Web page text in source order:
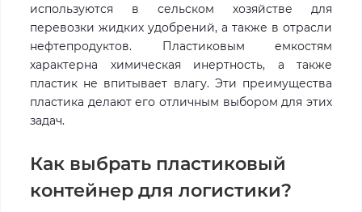
используются в сельском хозяйстве для
перевозки жидких удобрений, а также в отрасли
нефтепродуктов. Пластиковым емкостям
характерна химическая инертность, а также
пластик не впитывает влагу. Эти преимущества
пластика делают его отличным выбором для этих
задач.
Как выбрать пластиковый
контейнер для логистики?